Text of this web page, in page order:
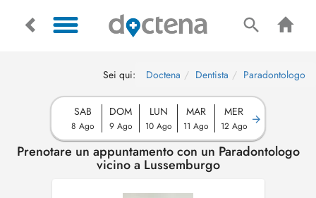
Sei qui: Doctena Dentista Paradontologo
SAB
8 Ago
DOM
9 Ago
LUN
10 Ago
MAR
11 Ago
MER
12 Ago
Prenotare un appuntamento con un Paradontologo
vicino a Lussemburgo